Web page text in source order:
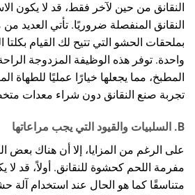
النقانق من حين لآخر فقط، قد لا يكون
النقانق المنفصلة ضروريًا. تأتي العديد
بملحقات الحشو التي تتيح لك القيام بكلتا
واحدة. توفر هذه الوظيفة المزدوجة
المطبخ، مما يجعلها خيارًا عمليًا للطهاة
تجربة صنع النقانق دون شراء معدات
B. السلبيات والقيود التي يجب مراعاتها
على الرغم من المزايا، إلا أن هناك بعض
مفرمة اللحم كحشوة للنقانق. أولاً، قد لا
متناسقًا كما هو الحال عند استخدام